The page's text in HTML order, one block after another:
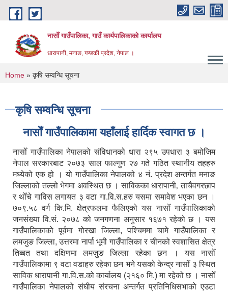
Skip to main content
नासाेँ गाउँपालिका, गाउँ कार्यपालिकाकाे कार्यालय
धारापानी, मनाङ, गण्डकी प्रदेश, नेपाल ।
You are here
Home » कृषि सम्वन्धि सूचना
कृषि सम्वन्धि सूचना
नासाेँ गाउँपालिकामा यहाँलाई हार्दिक स्वागत छ ।
नासोँ गाउँपालिका नेपालको संविधानको धारा २९५ उपधारा ३ बमोजिम
नेपाल सरकारबाट २०७३ साल फाल्गुण २७ गते गठित स्थानीय तहहरु
मध्येको एक हो । यो गाउँपालिका नेपालको ४ नं. प्रदेश अन्तर्गत मनाङ
जिल्लाको तल्लो भेगमा अवस्थित छ । साविकका धारापानी‚ ताचैवगरछाप
र थोँचे गाविस लगायत ३ वटा गा.वि.स.हरु यसमा समावेश भएका छन ।
७०९.५८ वर्ग कि.मि. क्षेत्रफलमा फैलिएको यस नासोँ गाउँपालिकाको
जनसंख्या वि.सं. २०७८ को जनगणना अनुसार १६७१ रहेको छ । यस
गाउँपालिकाको पूर्वमा गोरखा जिल्ला, पश्चिममा चामे गाउँपालिका र
लमजुङ जिल्ला, उत्तरमा नार्पा भूमी गाउँपालिका र चीनको स्वशासित क्षेत्र
तिब्बत तथा दक्षिणमा लमजुङ जिल्ला रहेका छन । यस नासोँ
गाउँपालिकामा ९ वटा वडाहरु रहेका छन भने यसको केन्द्र नासोँ ३ स्थित
साविक धारापानी गा.वि.स.को कार्यालय (२१६० मि.) मा रहेको छ । नासोँ
गाउँपालिका नेपालको संघीय संरचना अन्तर्गत प्रतिनिधिसभाको एउटा